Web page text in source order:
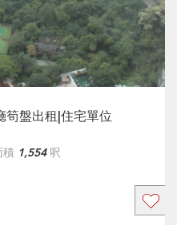
筍盤出租|住宅單位
積 1,554呎